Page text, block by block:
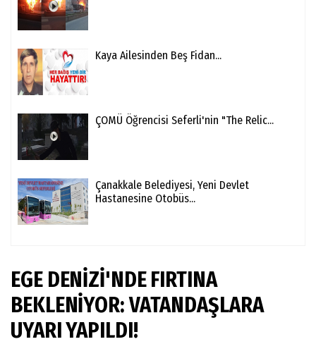
Kaya Ailesinden Beş Fidan...
ÇOMÜ Öğrencisi Seferli'nin "The Relic...
Çanakkale Belediyesi, Yeni Devlet
Hastanesine Otobüs...
EGE DENİZİ'NDE FIRTINA
BEKLENİYOR: VATANDAŞLARA
UYARI YAPILDI!